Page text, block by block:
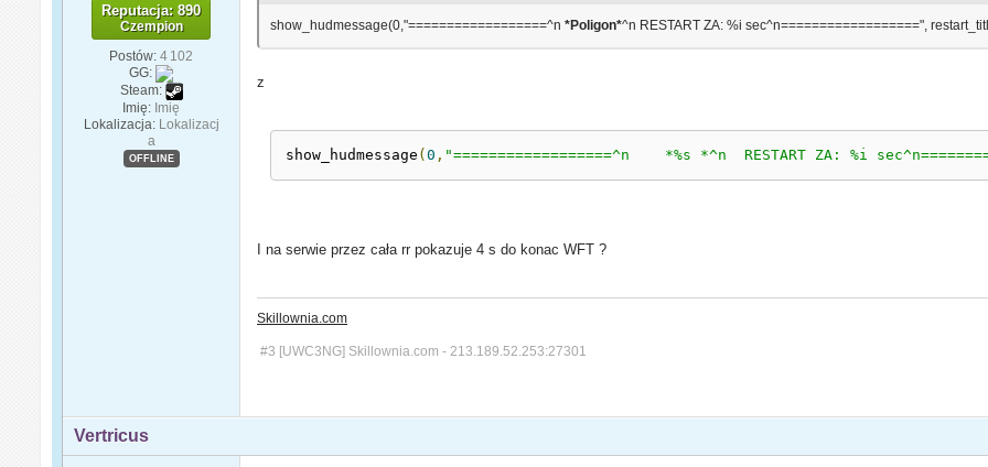
Reputacja: 890
Czempion
Postów: 4 102
GG:
Steam:
Imię: Imię
Lokalizacja: Lokalizacj
a
OFFLINE
show_hudmessage(0,"==================^n*Poligon*^n RESTART ZA: %i sec^n==================",
z
show_hudmessage (0 , "==================^n    *%s *^n  RESTART ZA: %i
I na serwie przez cała rr pokazuje 4 s do konac WFT ?
Skillownia.com
#3 [UWC3NG] Skillownia.com - 213.189.52.253:27301
Vertricus